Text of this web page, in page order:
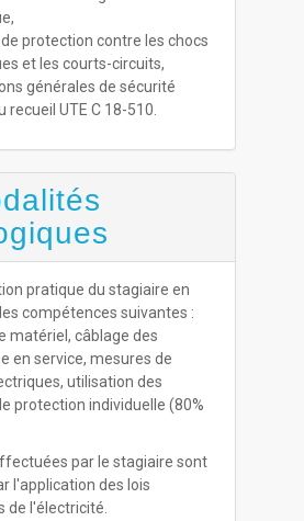
protection contre les chocs
et les courts-circuits,
générales de sécurité
recueil UTE C 18-510.
pratique du stagiaire en
compétences suivantes :
matériel, câblage des
en service, mesures de
utilisation des
protection individuelle (80%
par le stagiaire sont
l'application des lois
l'électricité.